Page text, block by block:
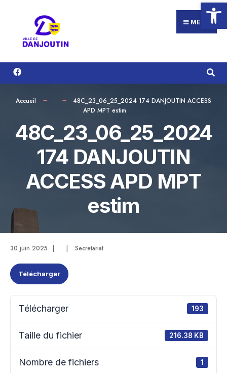
Ouvrir
contenu
MENU
Accueil
48C_23_06_25_2024 174 DANJOUTIN ACCESS
APD MPT estim
48C_23_06_25_2024
174 DANJOUTIN
ACCESS APD MPT
estim
30 juin 2025 | | Secretariat
Télécharger
Télécharger 193
Taille du fichier 216.38 KB
Nombre de fichiers 1
for: